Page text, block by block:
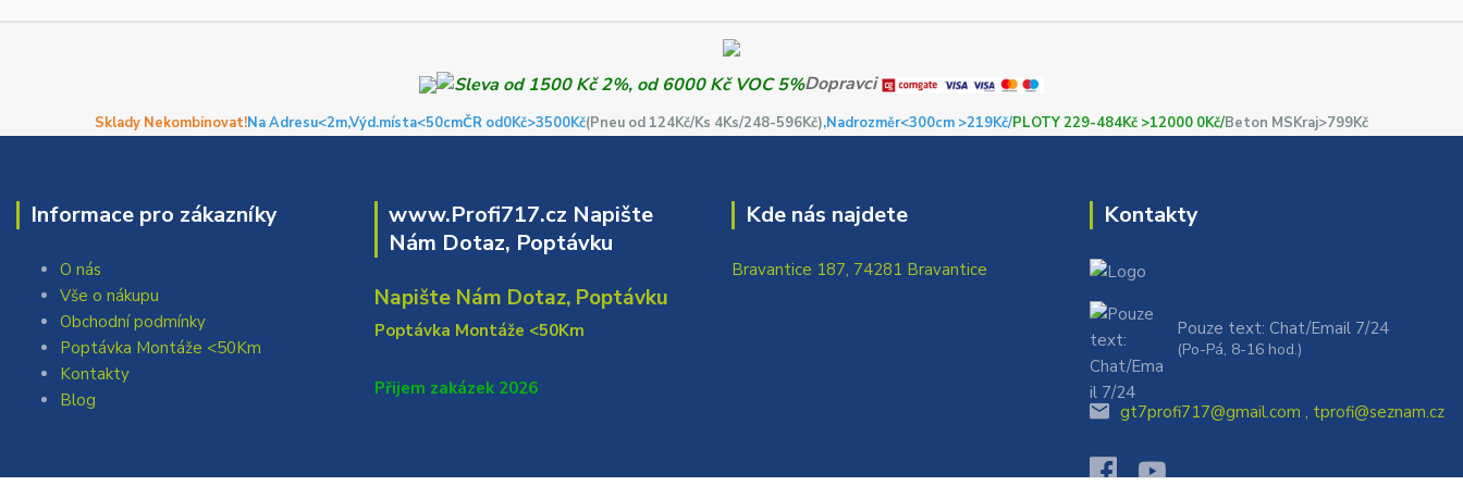
Dopravci
Sklady Nekombinovat!Na Adresu<2m,Výd.místa<50cmČR od0Kč>3500Kč(Pneu od 124Kč/Ks 4Ks/248-596Kč),Nadrozměr<300cm >219Kč/PLOTY 229-484Kč >12000 0Kč/Beton MSKraj>799Kč
Informace pro zákazníky
O nás
Vše o nákupu
Obchodní podmínky
Poptávka Montáže <50Km
Kontakty
Blog
www.Profi717.cz Napište
Nám Dotaz, Poptávku
Napište Nám Dotaz, Poptávku
Poptávka Montáže <50Km
Přijem zakázek 2026
Kde nás najdete
Bravantice 187, 74281 Bravantice
Kontakty
Pouze text: Chat/Email 7/24
(Po-Pá, 8-16 hod.)
gt7profi717@gmail.com , tprofi@seznam.cz